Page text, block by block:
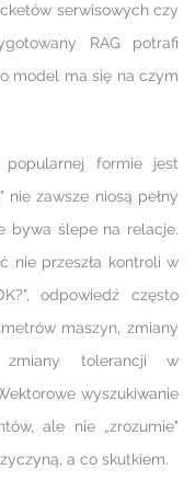
serwisowych czy
RAG potrafi
model ma się na czym
formie jest
nie zawsze niosą pełny
bywa ślepe na relacje.
nie przeszła kontroli w
odpowiedź często
maszyn, zmiany
zmiany tolerancji w
wyszukiwanie
ale nie „zrozumie"
a co skutkiem.